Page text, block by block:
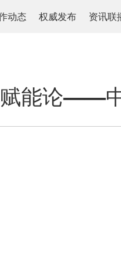
动态 权威发布 资讯联
能论——